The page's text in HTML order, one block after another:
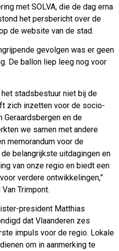
met SOLVA, die de dag erna
het persbericht over de
de website van de stad.
gevolgen was er geen
De ballon liep leeg nog voor
stadsbestuur niet bij de
zich inzetten voor de socio-
Geraardsbergen en de
we samen met andere
memorandum voor de
belangrijkste uitdagingen en
van onze regio en biedt een
verdere ontwikkelingen,”
Trimpont.
president Matthias
dat Vlaanderen zes
impuls voor de regio. Lokale
om in aanmerking te